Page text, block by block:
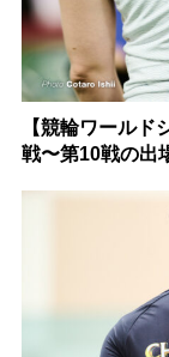
【競輪ワール
戦〜第10戦の出